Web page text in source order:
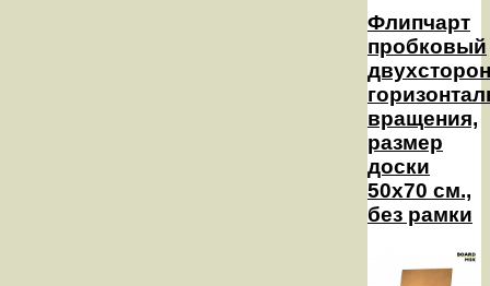
Флипчарт
пробковый
вращения,
размер
доски
50х70 см.,
без рамки